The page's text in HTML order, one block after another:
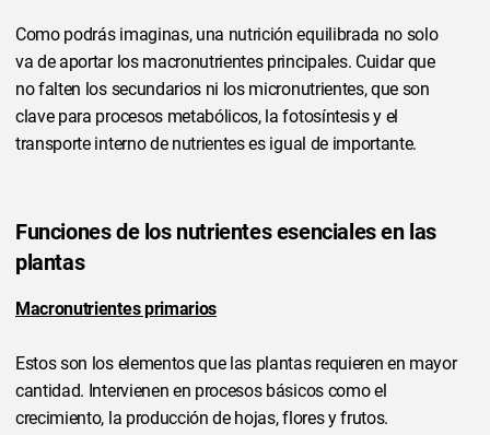
Como podrás imaginas, una nutrición equilibrada no solo
va de aportar los macronutrientes principales. Cuidar que
no falten los secundarios ni los micronutrientes, que son
clave para procesos metabólicos, la fotosíntesis y el
transporte interno de nutrientes es igual de importante.
Funciones de los nutrientes esenciales en las
plantas
Macronutrientes primarios
Estos son los elementos que las plantas requieren en mayor
cantidad. Intervienen en procesos básicos como el
crecimiento, la producción de hojas, flores y frutos.